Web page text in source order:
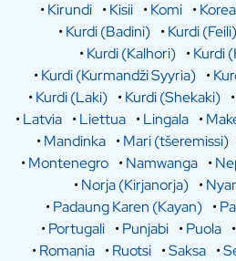
•Kirundi •Kisii •Komi •Korea
•Kurdi (Badini) •Kurdi (Feili)
•Kurdi (Kalhori) •Kurdi
•Kurdi (Kurmandži Syyria) •
•Kurdi (Laki) •Kurdi (Shekaki) •
•Latvia •Liettua •Lingala •
•Mandinka •Mari (tšeremissi)
•Montenegro •Namwanga •
•Norja (Kirjanorja) •
•Padaung Karen (Kayan) •
•Portugali •Punjabi •Puola •
•Romania •Ruotsi •Saksa •